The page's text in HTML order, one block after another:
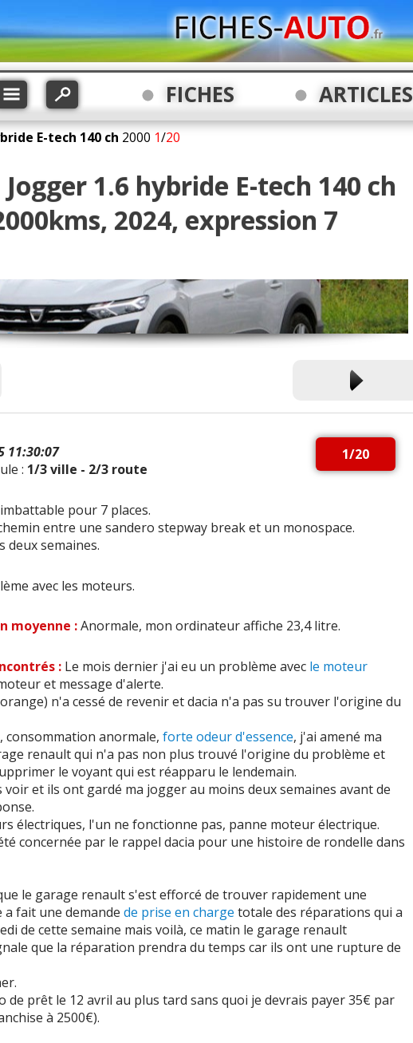
FICHES ARTICLES
E-tech 140 ch 2000 1/20
1.6 hybride E-tech 140 ch
2024, expression 7
1/20
11:30:07
: 1/3 ville - 2/3 route
pour 7 places.
entre une sandero stepway break et un monospace.
deux semaines.
avec les moteurs.
moyenne :Anormale, mon ordinateur affiche 23,4 litre.
: Le mois dernier j'ai eu un problème avec le moteur
et message d'alerte.
n'a cessé de revenir et dacia n'a pas su trouver l'origine du
consommation anormale, forte odeur d'essence, j'ai amené ma
renault qui n'a pas non plus trouvé l'origine du problème et
le voyant qui est réapparu le lendemain.
voir et ils ont gardé ma jogger au moins deux semaines avant de
électriques, l'un ne fonctionne pas, panne moteur électrique.
concernée par le rappel dacia pour une histoire de rondelle dans
le garage renault s'est efforcé de trouver rapidement une
fait une demande de prise en charge totale des réparations qui a
de cette semaine mais voilà, ce matin le garage renault
que la réparation prendra du temps car ils ont une rupture de
de prêt le 12 avril au plus tard sans quoi je devrais payer 35€ par
à 2500€).